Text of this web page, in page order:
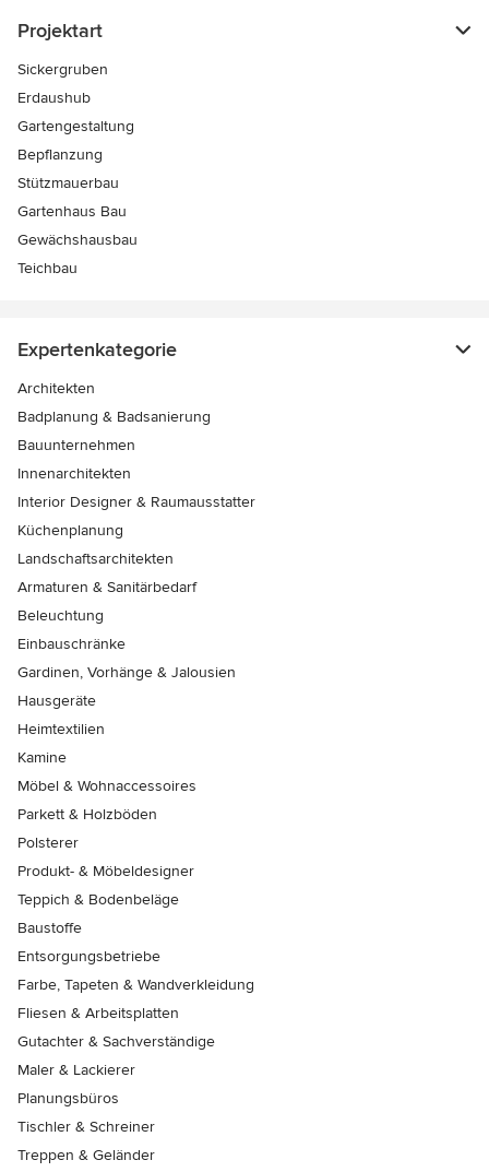
Projektart
Sickergruben
Erdaushub
Gartengestaltung
Bepflanzung
Stützmauerbau
Gartenhaus Bau
Gewächshausbau
Teichbau
Expertenkategorie
Architekten
Badplanung & Badsanierung
Bauunternehmen
Innenarchitekten
Interior Designer & Raumausstatter
Küchenplanung
Landschaftsarchitekten
Armaturen & Sanitärbedarf
Beleuchtung
Einbauschränke
Gardinen, Vorhänge & Jalousien
Hausgeräte
Heimtextilien
Kamine
Möbel & Wohnaccessoires
Parkett & Holzböden
Polsterer
Produkt- & Möbeldesigner
Teppich & Bodenbeläge
Baustoffe
Entsorgungsbetriebe
Farbe, Tapeten & Wandverkleidung
Fliesen & Arbeitsplatten
Gutachter & Sachverständige
Maler & Lackierer
Planungsbüros
Tischler & Schreiner
Treppen & Geländer